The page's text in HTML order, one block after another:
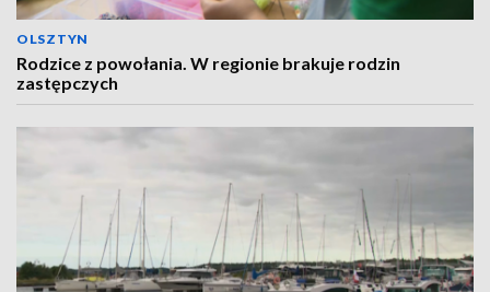
OLSZTYN
Rodzice z powołania. W regionie brakuje rodzin
zastępczych